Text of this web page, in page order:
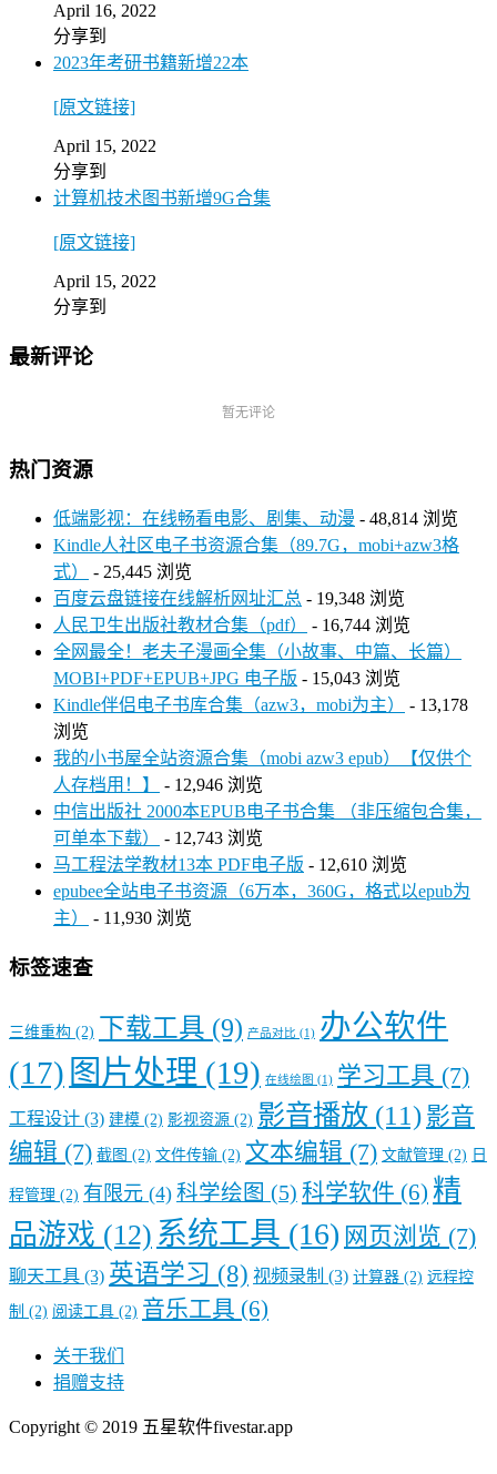
April 16, 2022
分享到
2023年考研书籍新增22本
[原文链接]
April 15, 2022
分享到
计算机技术图书新增9G合集
[原文链接]
April 15, 2022
分享到
最新评论
暂无评论
热门资源
低端影视：在线畅看电影、剧集、动漫 - 48,814 浏览
Kindle人社区电子书资源合集（89.7G，mobi+azw3格
式）
- 25,445 浏览
百度云盘链接在线解析网址汇总 - 19,348 浏览
人民卫生出版社教材合集（pdf）
- 16,744 浏览
全网最全！老夫子漫画全集（小故事、中篇、长篇）
MOBI+PDF+EPUB+JPG 电子版 - 15,043 浏览
Kindle伴侣电子书库合集（azw3，mobi为主）
- 13,178
浏览
我的小书屋全站资源合集（mobi azw3 epub）【仅供个
人存档用！】
- 12,946 浏览
中信出版社 2000本EPUB电子书合集 （非压缩包合集，
可单本下载）
- 12,743 浏览
马工程法学教材13本 PDF电子版 - 12,610 浏览
epubee全站电子书资源（6万本，360G，格式以epub为
主）
- 11,930 浏览
标签速查
三维重构 (2) 下载工具 (9) 产品对比 (1) 办公软件
(17) 图片处理 (19) 在线绘图 (1) 学习工具 (7)
工程设计 (3) 建模 (2) 影视资源 (2) 影音播放 (11) 影音
编辑 (7) 截图 (2) 文件传输 (2) 文本编辑 (7) 文献管理 (2) 日
程管理 (2) 有限元 (4) 科学绘图 (5) 科学软件 (6) 精
品游戏 (12) 系统工具 (16) 网页浏览 (7)
聊天工具 (3) 英语学习 (8) 视频录制 (3) 计算器 (2) 远程控
制 (2) 阅读工具 (2) 音乐工具 (6)
关于我们
捐赠支持
Copyright © 2019 五星软件fivestar.app